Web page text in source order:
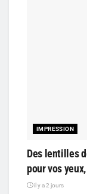
IMPRESSION
Des lentilles
pour vos
il y a 2 jours